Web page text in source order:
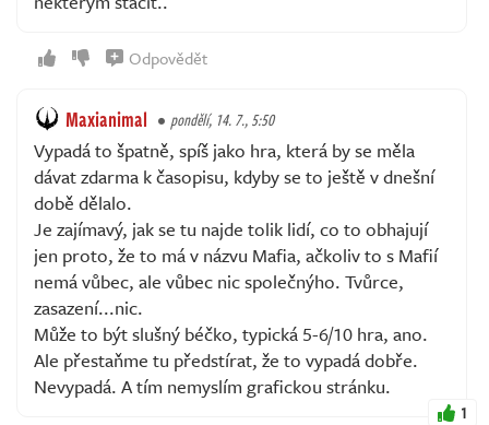
Odpovědět
Maxianimal pondělí, 14. 7., 5:50
Vypadá to špatně, spíš jako hra, která by se měla
dávat zdarma k časopisu, kdyby se to ještě v dnešní
době dělalo.
Je zajímavý, jak se tu najde tolik lidí, co to obhajují
jen proto, že to má v názvu Mafia, ačkoliv to s Mafií
nemá vůbec, ale vůbec nic společnýho. Tvůrce,
zasazení...nic.
Může to být slušný béčko, typická 5-6/10 hra, ano.
Ale přestaňme tu předstírat, že to vypadá dobře.
Nevypadá. A tím nemyslím grafickou stránku.
1